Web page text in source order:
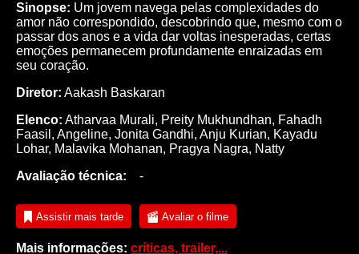
Sinopse: Um jovem navega pelas complexidades do
amor não correspondido, descobrindo que, mesmo com o
passar dos anos e a vida dar voltas inesperadas, certas
emoções permanecem profundamente enraizadas em
seu coração.
Diretor: Aakash Baskaran
Elenco: Atharvaa Murali, Preity Mukhundhan, Fahadh
Faasil , Angeline, Jonita Gandhi, Anju Kurian, Kayadu
Lohar, Malavika Mohanan, Pragya Nagra, Natty
Avaliação técnica:
-
Assistir mais tarde Avaliar o filme
Mais informações: críticas, trailer,...